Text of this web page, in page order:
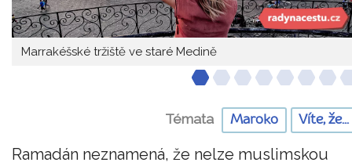
Marrakéšské tržiště ve staré Medině
Témata Maroko Víte, že...
Ramadán neznamená, že nelze muslimskou